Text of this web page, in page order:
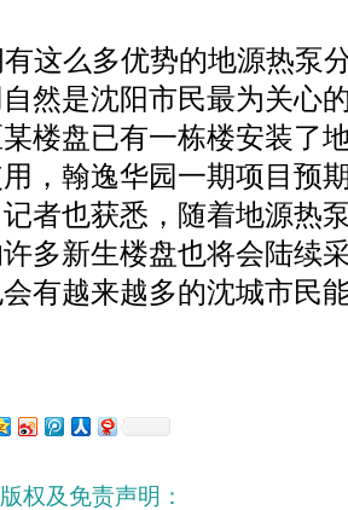
这么多优势的地源热泵
然是沈阳市民最为关心
楼盘已有一栋楼安装了
，翰逸华园一期项目预
者也获悉，随着地源热
多新生楼盘也将会陆续
有越来越多的沈城市民
权及免责声明：